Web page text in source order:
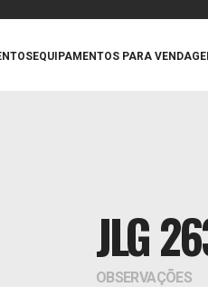
EQUIPAMENTOS PARA VENDA
JLG
OBSERVAÇÕES